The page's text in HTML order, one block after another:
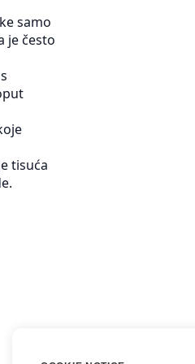
samo
je često
tisuća